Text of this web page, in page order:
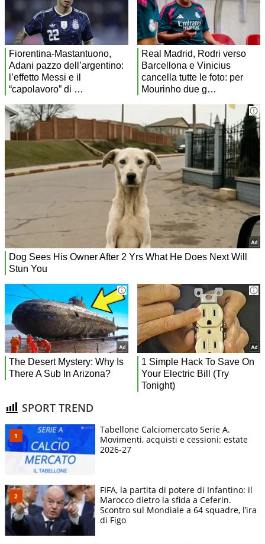
SPORT TREND
Tabellone Calciomercato Serie A.
Movimenti, acquisti e cessioni: estate
2026-27
FIFA, la partita di potere di Infantino: il
Marocco dietro la sfida a Ceferin.
Scontro sul Mondiale a 64 squadre, l’ira
di Figo